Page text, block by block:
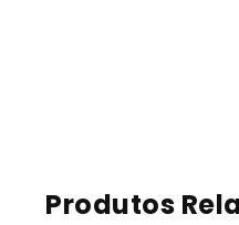
Produtos